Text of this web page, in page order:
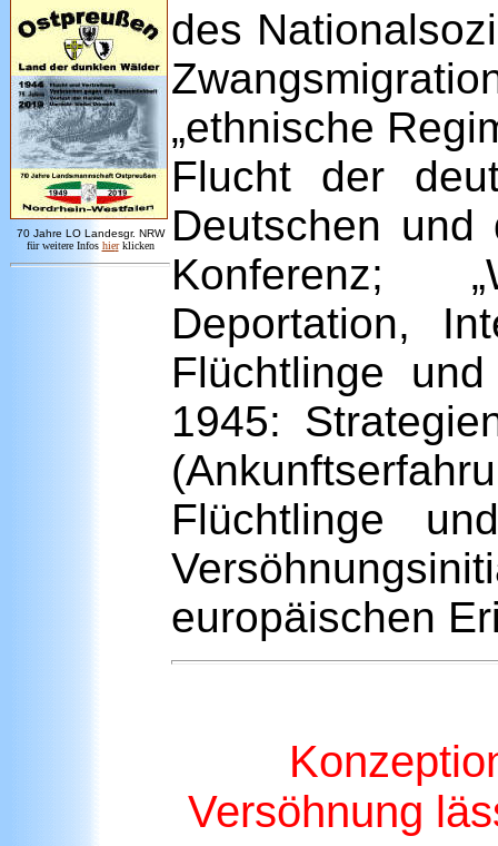
70 Jahre LO Landesgr. NRW
für weitere Infos hier klicken
des
„ethnische
Flucht der
Deutschen
Konferenz;
Deportation,
Flüchtlinge
1945:
Flüchtlinge
europäischen
Versöhnung